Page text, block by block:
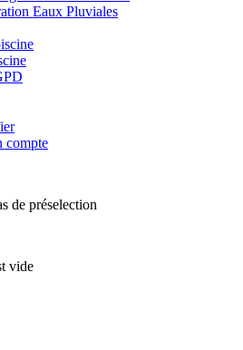
Eaux Pluviales
compte
de préselection
vide